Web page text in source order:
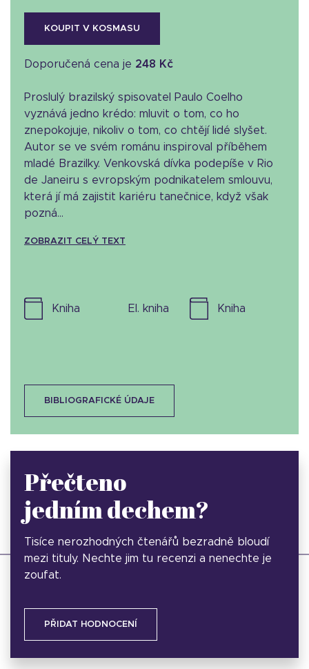
KOUPIT V KOSMASU
Doporučená cena je 248 Kč
Proslulý brazilský spisovatel Paulo Coelho
vyznává jedno krédo: mluvit o tom, co ho
znepokojuje, nikoliv o tom, co chtějí lidé slyšet.
Autor se ve svém románu inspiroval příběhem
mladé Brazilky. Venkovská dívka podepíše v Rio
de Janeiru s evropským podnikatelem smlouvu,
která jí má zajistit kariéru tanečnice, když však
pozná...
ZOBRAZIT CELÝ TEXT
kniha el. kniha kniha
BIBLIOGRAFICKÉ ÚDAJE
Přečteno
jedním dechem?
Tisíce nerozhodných čtenářů bezradně bloudí
mezi tituly. Nechte jim tu recenzi a nenechte je
zoufat.
PŘIDAT HODNOCENÍ